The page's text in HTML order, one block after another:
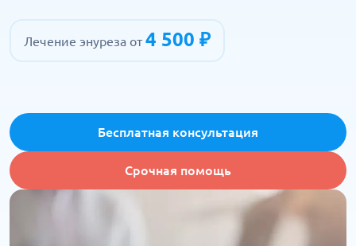
Лечение энуреза от4 500 ₽
Бесплатная консультация
Срочная помощь